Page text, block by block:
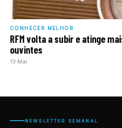
CONHECER MELHOR
RFM volta a subir e atinge
ouvintes
13 Mai
NEWSLETTER SEMANAL